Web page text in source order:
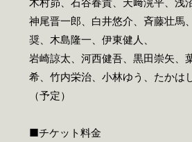
神尾晋一郎、白井悠介、斉藤壮馬
奨、木島隆一、伊東健人、
岩崎諒太、河西健吾、黒田崇矢、
希、竹内栄治、小林ゆう、たかは
（予定）
■チケット料金